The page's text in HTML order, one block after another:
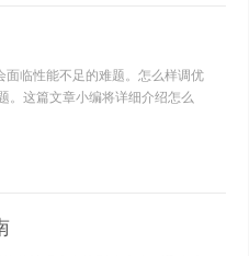
面临性能不足的难题。怎么样调优
。这篇文章小编将详细介绍怎么